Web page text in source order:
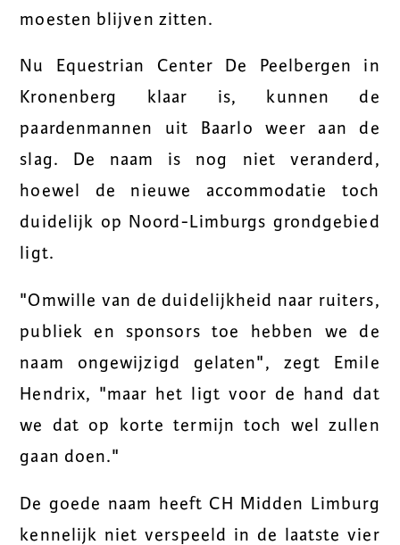
moesten blijven zitten.
Nu Equestrian Center De Peelbergen in
Kronenberg klaar is, kunnen de
paardenmannen uit Baarlo weer aan de
slag. De naam is nog niet veranderd,
hoewel de nieuwe accommodatie toch
duidelijk op Noord-Limburgs grondgebied
ligt.
"Omwille van de duidelijkheid naar ruiters,
publiek en sponsors toe hebben we de
naam ongewijzigd gelaten", zegt Emile
Hendrix, "maar het ligt voor de hand dat
we dat op korte termijn toch wel zullen
gaan doen."
De goede naam heeft CH Midden Limburg
kennelijk niet verspeeld in de laatste vier